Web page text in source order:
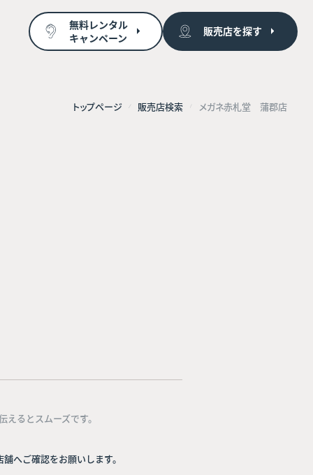
無料レンタル
キャンペーン
販売店を探す
トップページ 販売店検索 メガネ赤札堂 蒲郡店
るとスムーズです。
へご確認をお願いします。